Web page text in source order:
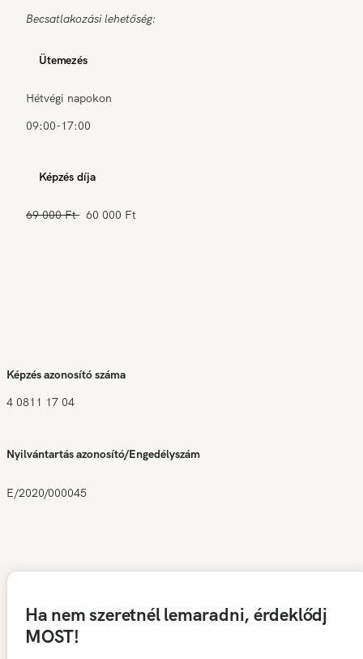
Becsatlakozási lehetőség:
Ütemezés
Hétvégi napokon
09:00-17:00
Képzés díja
69 000 Ft 60 000 Ft
Képzés azonosító száma
4 0811 17 04
Nyilvántartás azonosító/Engedélyszám
E/2020/000045
Ha nem szeretnél lemaradni, érdeklődj
MOST!